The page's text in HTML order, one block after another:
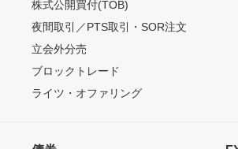
株式公開買付(TOB)
夜間取引／PTS取引・SOR注文
立会外分売
ブロックトレード
ライツ・オファリング